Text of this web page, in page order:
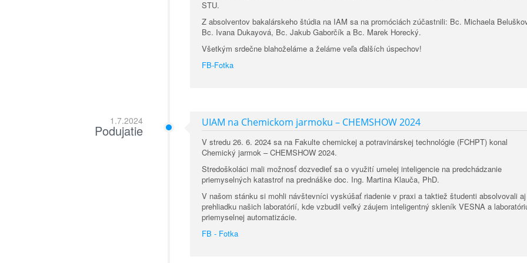
STU.
Z absolventov bakalárskeho štúdia na IAM sa na promóciách zúčastnili: Bc. Michaela
Bc. Ivana Dukayová, Bc. Jakub Gaborčík a Bc. Marek Horecký.
Všetkým srdečne blahoželáme a želáme veľa ďalších úspechov!
FB-Fotka
1.7.2024
Podujatie UIAM na Chemickom jarmoku – CHEMSHOW 2024
V stredu 26. 6. 2024 sa na Fakulte chemickej a potravinárskej technológie (FCHPT) konal
Chemický jarmok – CHEMSHOW 2024.
Stredoškoláci mali možnosť dozvedieť sa o využití umelej inteligencie na predchádzanie
priemyselných katastrof na prednáške doc. Ing. Martina Klauča, PhD.
V našom stánku si mohli návštevníci vyskúšať riadenie v praxi a taktiež študenti absolvovali aj
prehliadku našich laboratórií, kde vzbudil veľký záujem inteligentný skleník VESNA a
priemyselnej automatizácie.
FB - Fotka